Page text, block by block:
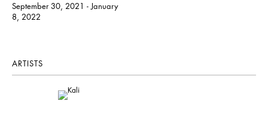
September 30, 2021 - January
8, 2022
ARTISTS